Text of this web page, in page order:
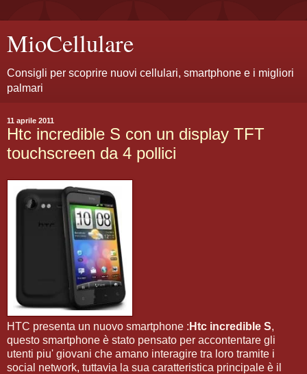
MioCellulare
Consigli per scoprire nuovi cellulari, smartphone e i migliori
palmari
11 aprile 2011
Htc incredible S con un display TFT
touchscreen da 4 pollici
HTC presenta un nuovo smartphone : Htc incredible S,
questo smartphone è stato pensato per accontentare gli
utenti piu' giovani che amano interagire tra loro tramite i
social network, tuttavia la sua caratteristica principale è il